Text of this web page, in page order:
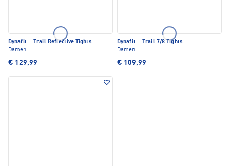
Dynafit ·
Trail Reflective Tights
Damen
€ 129,99
Dynafit ·
Trail 7/8 Tights
Damen
€ 109,99